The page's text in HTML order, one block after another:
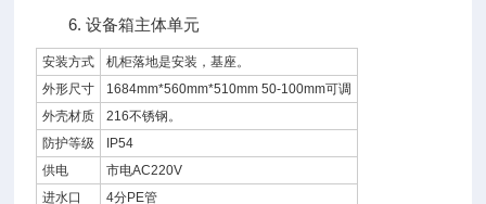
6. 设备箱主体单元
安装方式
机柜落地是安装，基座。
外形尺寸
1684mm*560mm*510mm 50-100mm可调
外壳材质
216不锈钢。
防护等级
IP54
供电
市电AC220V
进水口
4分PE管